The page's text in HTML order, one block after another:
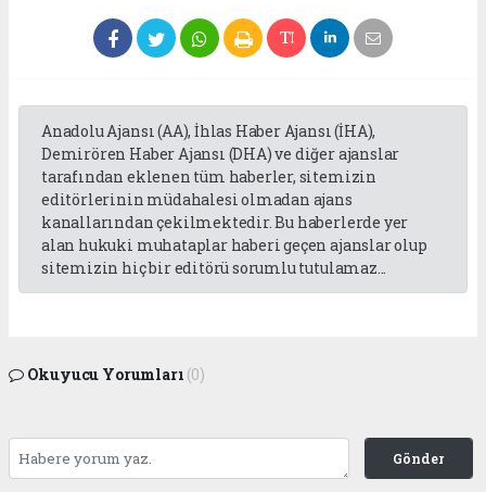
Anadolu Ajansı (AA), İhlas Haber Ajansı (İHA),
Demirören Haber Ajansı (DHA) ve diğer ajanslar
tarafından eklenen tüm haberler, sitemizin
editörlerinin müdahalesi olmadan ajans
kanallarından çekilmektedir. Bu haberlerde yer
alan hukuki muhataplar haberi geçen ajanslar olup
sitemizin hiç bir editörü sorumlu tutulamaz...
Okuyucu Yorumları (0)
Gönder